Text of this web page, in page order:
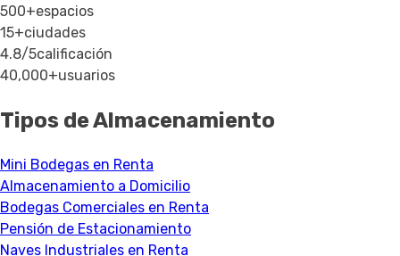
500+espacios
15+ciudades
4.8/5calificación
40,000+usuarios
Tipos de Almacenamiento
Mini Bodegas en Renta
Almacenamiento a Domicilio
Bodegas Comerciales en Renta
Pensión de Estacionamiento
Naves Industriales en Renta